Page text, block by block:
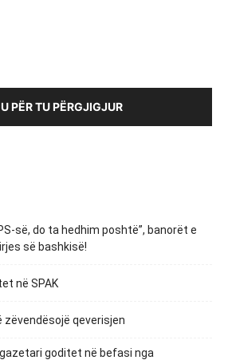
PËR TU PËRGJIGJUR
së, do ta hedhim poshtë”, banorët e
së bashkisë!
në SPAK
zëvendësojë qeverisjen
goditet në befasi nga